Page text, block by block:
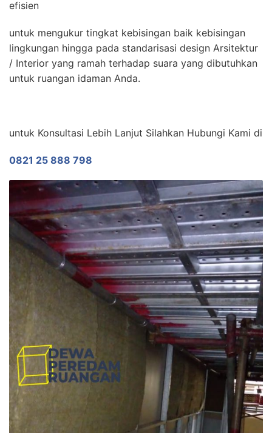
efisien
untuk mengukur tingkat kebisingan baik kebisingan
lingkungan hingga pada standarisasi design Arsitektur
/ Interior yang ramah terhadap suara yang dibutuhkan
untuk ruangan idaman Anda.
untuk Konsultasi Lebih Lanjut Silahkan Hubungi Kami di
0821 25 888 798